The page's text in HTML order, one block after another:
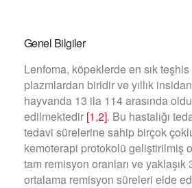
Genel Bilgiler
Lenfoma, köpeklerde en sık
plazmlardan biridir ve yıllık
hayvanda 13 ila 114 arasında
edilmektedir [1,2]. Bu hastalığı
tedavi sürelerine sahip birçok
kemoterapi protokolü geliştirilmiş
tam remisyon oranları ve yaklaşık
ortalama remisyon süreleri elde